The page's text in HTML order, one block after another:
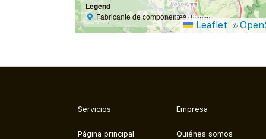
Legend
Fabricante de componentes
Leaflet | ©
Servicios
Página principal
Empresa
Quiénes somos